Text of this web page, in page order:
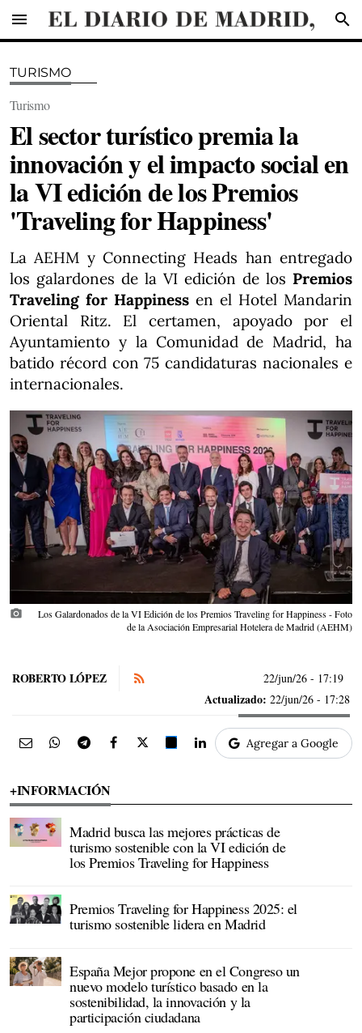
menu search
TURISMO
Turismo
El sector turístico premia la
innovación y el impacto social en
la VI edición de los Premios
'Traveling for Happiness'
La AEHM y Connecting Heads han entregado
los galardones de la VI edición de los Premios
Traveling for Happiness en el Hotel Mandarin
Oriental Ritz. El certamen, apoyado por el
Ayuntamiento y la Comunidad de Madrid, ha
batido récord con 75 candidaturas nacionales e
internacionales.
photo_camera
Los Galardonados de la VI Edición de los Premios Traveling for Happiness - Foto
de la Asociación Empresarial Hotelera de Madrid (AEHM)
ROBERTO LÓPEZ 22/jun/26 - 17:19
Actualizado: 22/jun/26 - 17:28
Agregar a Google
+INFORMACIÓN
Madrid busca las mejores prácticas de
turismo sostenible con la VI edición de
los Premios Traveling for Happiness
Premios Traveling for Happiness 2025: el
turismo sostenible lidera en Madrid
España Mejor propone en el Congreso un
nuevo modelo turístico basado en la
sostenibilidad, la innovación y la
participación ciudadana